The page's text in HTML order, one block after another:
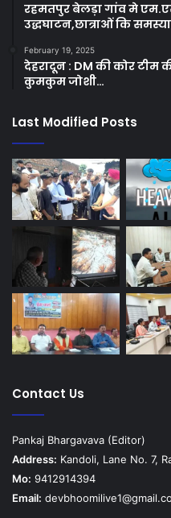
रहमतपुर बेलड़ा गांव मे
उद्धघाटन,छात्राओं कि
February 19, 2025
देहरादून : DM की कोर टीम
कुमकुम जोशी…
Last Modified Posts
Contact Us
Pankaj Bhargavava (Editor)
Address: Kandoli, Lane No. 7,
Mo: 9412914394
Email: